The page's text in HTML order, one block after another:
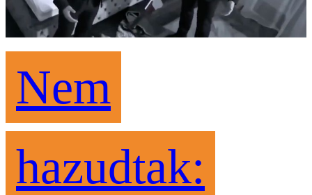
Nem
hazudtak: